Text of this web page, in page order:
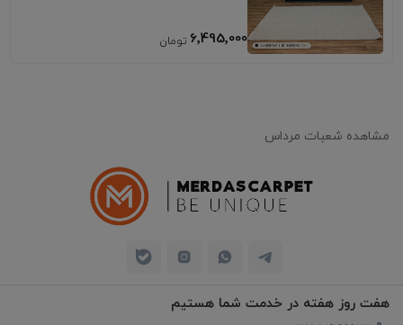
6٬495٬000
مشاهده شعبات مرداس
هفت روز هفته در خدمت شما هستیم